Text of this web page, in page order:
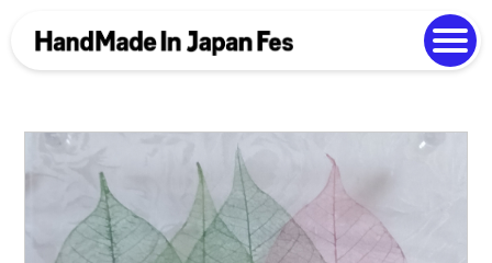
Photo Gallery